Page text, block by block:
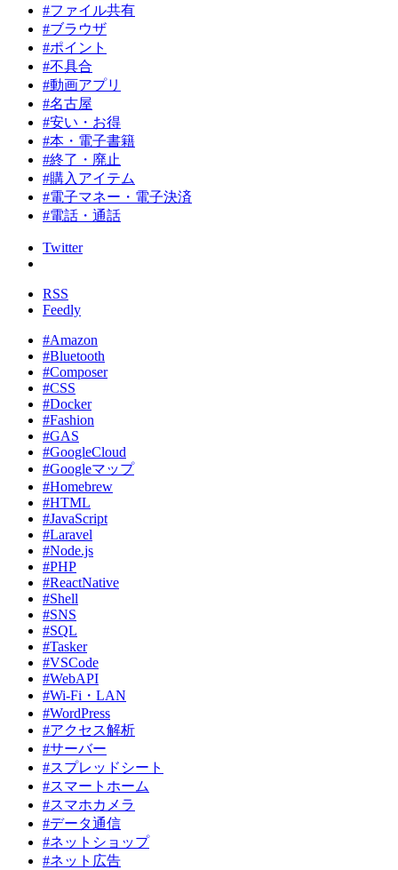
#ファイル共有
#ブラウザ
#ポイント
#不具合
#動画アプリ
#名古屋
#安い・お得
#本・電子書籍
#終了・廃止
#購入アイテム
#電子マネー・電子決済
#電話・通話
Twitter
RSS
Feedly
#Amazon
#Bluetooth
#Composer
#CSS
#Docker
#Fashion
#GAS
#GoogleCloud
#Googleマップ
#Homebrew
#HTML
#JavaScript
#Laravel
#Node.js
#PHP
#ReactNative
#Shell
#SNS
#SQL
#Tasker
#VSCode
#WebAPI
#Wi-Fi・LAN
#WordPress
#アクセス解析
#サーバー
#スプレッドシート
#スマートホーム
#スマホカメラ
#データ通信
#ネットショップ
#ネット広告